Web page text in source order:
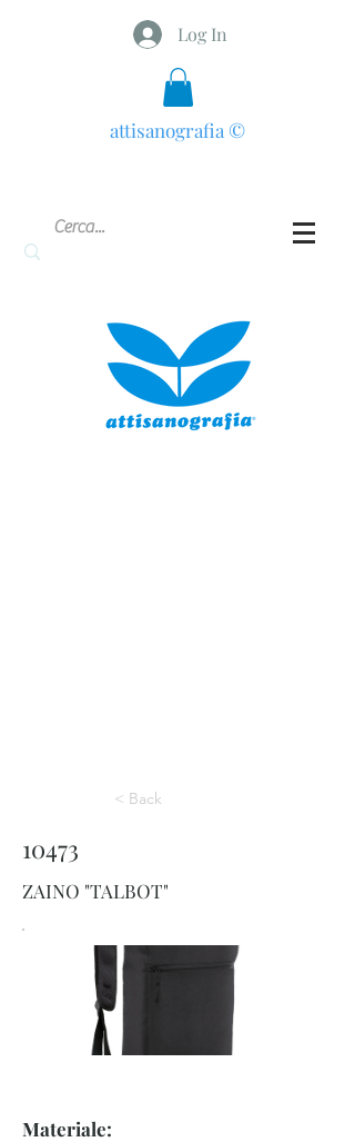
Log In
attisanografia ©
< Back
10473
ZAINO "TALBOT"
Materiale: